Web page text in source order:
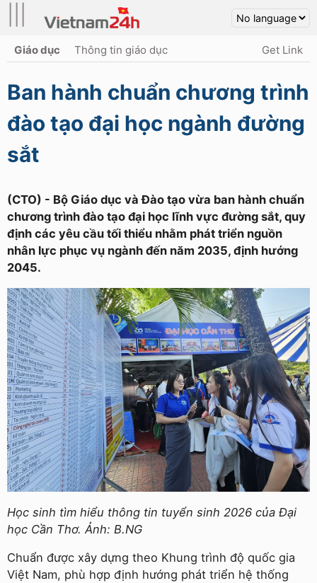
Giáo dục Thông tin giáo dục Get Link
Ban hành chuẩn chương trình
đào tạo đại học ngành đường
sắt
(CTO) - Bộ Giáo dục và Đào tạo vừa ban hành chuẩn
chương trình đào tạo đại học lĩnh vực đường sắt, quy
định các yêu cầu tối thiểu nhằm phát triển nguồn
nhân lực phục vụ ngành đến năm 2035, định hướng
2045.
Học sinh tìm hiểu thông tin tuyển sinh 2026 của Đại
học Cần Thơ. Ảnh: B.NG
Chuẩn được xây dựng theo Khung trình độ quốc gia
Việt Nam, phù hợp định hướng phát triển hệ thống